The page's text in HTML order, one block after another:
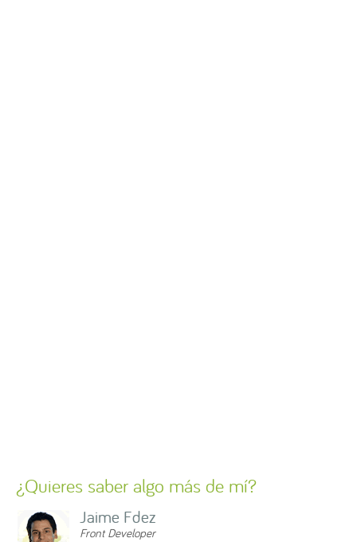
¿Quieres saber algo más de mí?
Jaime Fdez
Front Developer